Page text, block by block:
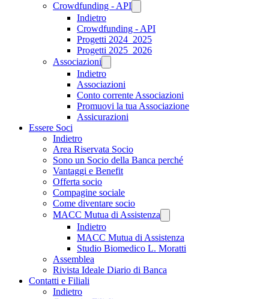
Crowdfunding - API
Indietro
Crowdfunding - API
Progetti 2024_2025
Progetti 2025_2026
Associazioni
Indietro
Associazioni
Conto corrente Associazioni
Promuovi la tua Associazione
Assicurazioni
Essere Soci
Indietro
Area Riservata Socio
Sono un Socio della Banca perché
Vantaggi e Benefit
Offerta socio
Compagine sociale
Come diventare socio
MACC Mutua di Assistenza
Indietro
MACC Mutua di Assistenza
Studio Biomedico L. Moratti
Assemblea
Rivista Ideale Diario di Banca
Contatti e Filiali
Indietro